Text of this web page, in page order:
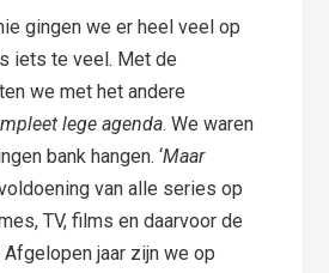
gingen we er heel veel op
iets te veel. Met de
we met het andere
lege agenda. We waren
bank hangen. ‘Maar
van alle series op
TV, films en daarvoor de
jaar zijn we op